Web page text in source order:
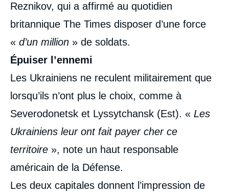
Reznikov, qui a affirmé au quotidien
britannique The Times disposer d’une force
« d’un million » de soldats.
Épuiser l’ennemi
Les Ukrainiens ne reculent militairement que
lorsqu’ils n’ont plus le choix, comme à
Severodonetsk et Lyssytchansk (Est). « Les
Ukrainiens leur ont fait payer cher ce
territoire », note un haut responsable
américain de la Défense.
Les deux capitales donnent l’impression de